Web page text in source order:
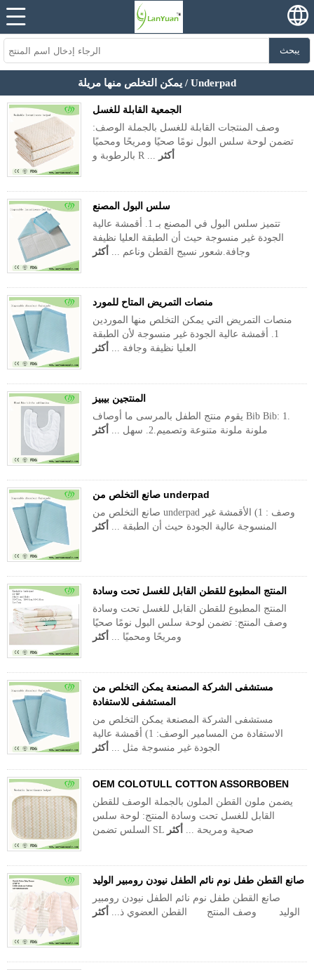
يبحث
يمكن التخلص منها مريلة / Underpad
الجمعية القابلة للغسل
وصف المنتجات القابلة للغسل بالجملة الوصف:
تضمن لوحة سلس البول نومًا صحيًا ومريحًا ومحميًا
بالرطوبة و R ... أكثر
سلس البول المصنع
تتميز سلس البول في المصنع بـ 1. أقمشة عالية
الجودة غير منسوجة حيث أن الطبقة العليا نظيفة
وجافة.شعور نسيج القطن وناعم ... أكثر
منصات التمريض المتاح للمورد
منصات التمريض التي يمكن التخلص منها الموردين
1. أقمشة عالية الجودة غير منسوجة لأن الطبقة
العليا نظيفة وجافة ... أكثر
المنتجين بيبيز
يقوم منتج الطفل بالمرسى ما أوصاف Bib Bib: 1.
ملونة ملونة متنوعة وتصميم.2. سهل ...
أكثر
صانع التخلص من underpad
صانع التخلص من underpad وصف : 1) الأقمشة غير
المنسوجة عالية الجودة حيث أن الطبقة ... أكثر
المنتج المطبوع للقطن القابل للغسل تحت وسادة
المنتج المطبوع للقطن القابل للغسل تحت وسادة
وصف المنتج: تضمن لوحة سلس البول نومًا صحيًا
ومريحًا ومحميًا ... أكثر
مستشفى الشركة المصنعة يمكن التخلص من
المستشفى للاستفادة
مستشفى الشركة المصنعة يمكن التخلص من
الاستفادة من المسامير الوصف: 1) أقمشة عالية
الجودة غير منسوجة مثل ... أكثر
OEM COLOTULL COTTON ASSORBOBEN
يضمن ملون القطن الملون بالجملة الوصف للقطن
القابل للغسل تحت وسادة المنتج: لوحة سلس
السلس تضمن SL صحية ومريحة ... أكثر
صانع القطن طفل نوم نائم الطفل نيودن رومبير الوليد
صانع القطن طفل نوم نائم الطفل نيودن رومبير
الوليد وصف المنتج القطن العضوي ذ... أكثر